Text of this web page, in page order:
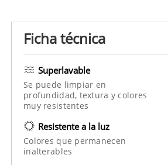
Ficha técnica
Superlavable
Se puede limpiar en
profundidad, textura y colores
muy resistentes
Resistente a la luz
Colores que permanecen
inalterables